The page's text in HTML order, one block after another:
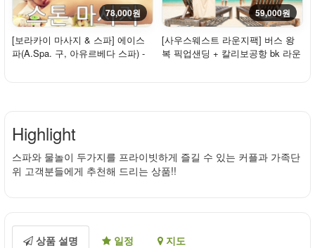
78,000원
[보라카이 마사지 & 스파] 에이스
파(A.Spa. 구, 아유르베다 스파) -
59,000원
[사우스웨스트 라운지팩] 버스 왕
복 픽업샌딩 + 칼리보공항 bk 라운
Highlight
스파와 물놀이 두가지를 프라이빗하게 즐길 수 있는 커플과 가족단
위 고객분들에게 추천해 드리는 상품!!
상품 설명 일정 지도